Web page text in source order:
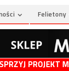
Felietony
PROJEKT